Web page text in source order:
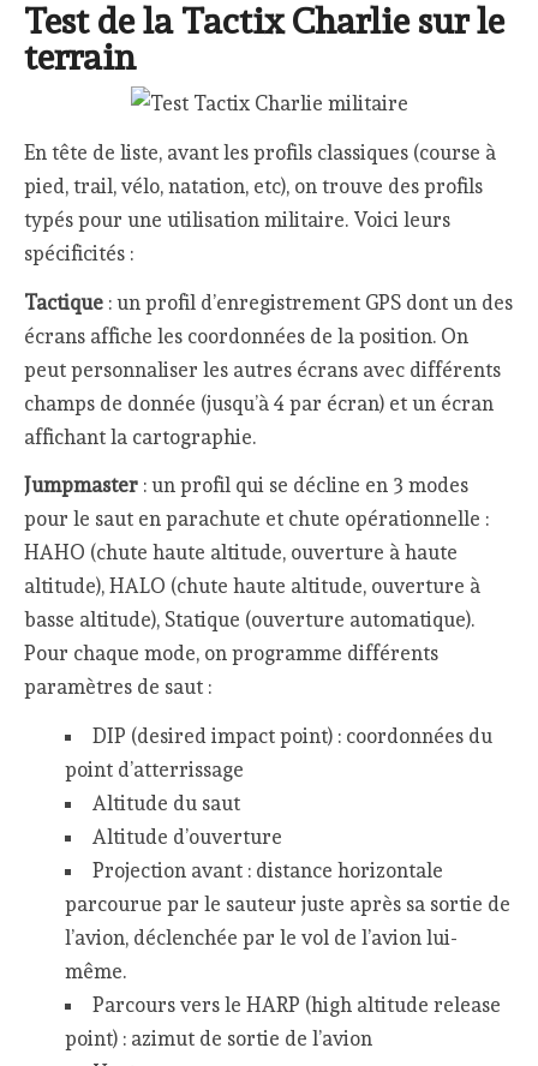
Test de la Tactix Charlie sur le
terrain
En tête de liste, avant les profils classiques (course à
pied, trail, vélo, natation, etc), on trouve des profils
typés pour une utilisation militaire. Voici leurs
spécificités :
Tactique : un profil d’enregistrement GPS dont un des
écrans affiche les coordonnées de la position. On
peut personnaliser les autres écrans avec différents
champs de donnée (jusqu’à 4 par écran) et un écran
affichant la cartographie.
Jumpmaster : un profil qui se décline en 3 modes
pour le saut en parachute et chute opérationnelle :
HAHO (chute haute altitude, ouverture à haute
altitude), HALO (chute haute altitude, ouverture à
basse altitude), Statique (ouverture automatique).
Pour chaque mode, on programme différents
paramètres de saut :
DIP (desired impact point) : coordonnées du
point d’atterrissage
Altitude du saut
Altitude d’ouverture
Projection avant : distance horizontale
parcourue par le sauteur juste après sa sortie de
l’avion, déclenchée par le vol de l’avion lui-
même.
Parcours vers le HARP (high altitude release
point) : azimut de sortie de l’avion